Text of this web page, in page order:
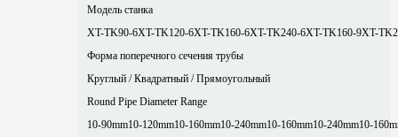
Модель станка
XT-TK90-6XT-TK120-6XT-TK160-6XT-TK240-6XT-TK160-9XT-
Форма поперечного сечения трубы
Круглый / Квадратный / Прямоугольный
Round Pipe Diameter Range
10-90mm10-120mm10-160mm10-240mm10-160mm10-240mm10-